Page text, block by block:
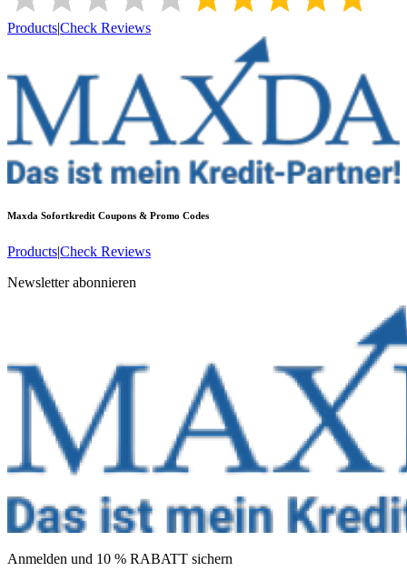
Products|Check Reviews
Maxda Sofortkredit Coupons & Promo Codes
Products|Check Reviews
Newsletter abonnieren
Anmelden und 10 % RABATT sichern